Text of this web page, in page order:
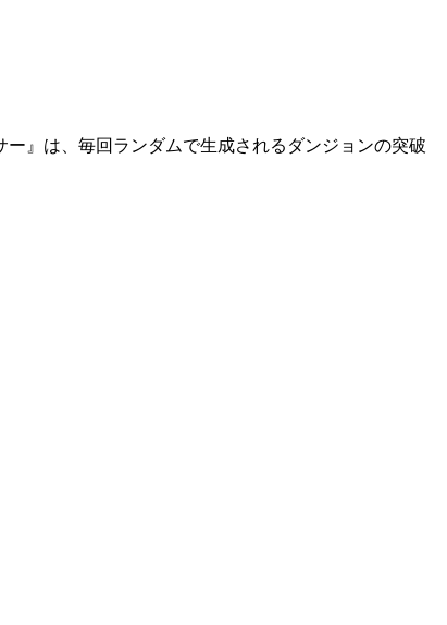
』は、 毎回ランダムで生成されるダンジョンの突破